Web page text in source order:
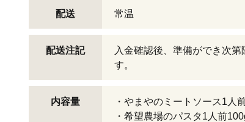
配送 常温
配送注記
入金確認後、準備ができ次第
す。
内容量
・やまやのミートソース1人
・希望農場のパスタ1人前